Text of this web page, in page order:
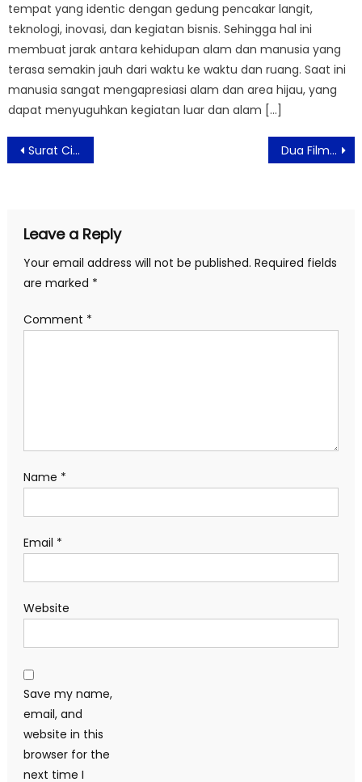
tempat yang identic dengan gedung pencakar langit,
teknologi, inovasi, dan kegiatan bisnis. Sehingga hal ini
membuat jarak antara kehidupan alam dan manusia yang
terasa semakin jauh dari waktu ke waktu dan ruang. Saat ini
manusia sangat mengapresiasi alam dan area hijau, yang
dapat menyuguhkan kegiatan luar dan alam […]
Post
navigation
Surat Cinta Ala Aston Priority Simatupang Dua Film Starvision Karya Sutradara Perempuan “Perang Kota” dan “Sehidup Semati” Tayang di International Film Festival Rotterdam 2025
Leave a Reply
Your email address will not be published. Required fields
are marked *
Comment *
Name *
Email *
Website
Save my name,
email, and
website in this
browser for the
next time I